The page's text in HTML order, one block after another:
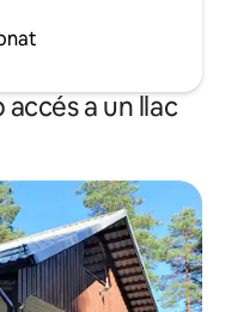
a un llac